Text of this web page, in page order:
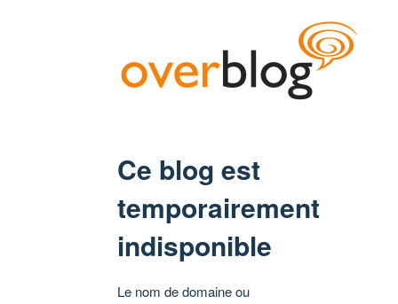
Ce blog est
temporairement
indisponible
Le nom de domaine ou